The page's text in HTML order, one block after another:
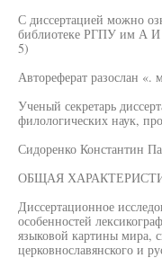
С диссертацией можно
библиотеке РГПУ им А И
5)
Автореферат разослан «.
Ученый секретарь
филологических наук,
Сидоренко Константин
ОБЩАЯ
Диссертационное
особенностей
языковой картины мира,
церковнославянского и